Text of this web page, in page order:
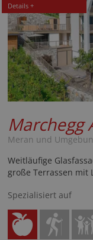
Details +
Marchegg
Meran und
Weitläufige
große Terrassen mit
Spezialisiert auf